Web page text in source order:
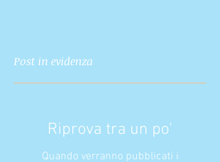
Post in evidenza
Riprova tra un po'
Quando verranno pubblicati i